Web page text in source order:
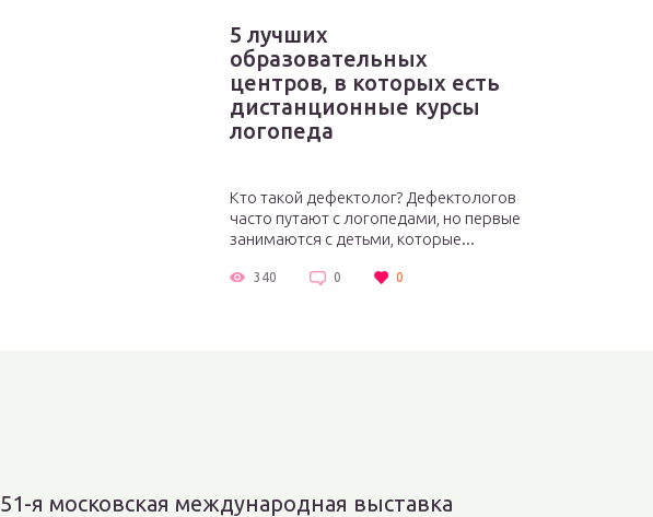
5 лучших
образовательных
центров, в которых есть
дистанционные курсы
логопеда
Кто такой дефектолог? Дефектологов
часто путают с логопедами, но первые
занимаются с детьми, которые...
340 0 0
51-я московская международная выставка